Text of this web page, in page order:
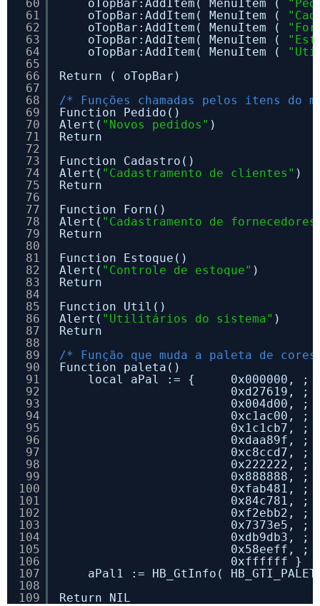
60
61
62
63
64
65
66
67
68
69
70
71
72
73
74
75
76
77
78
79
80
81
82
83
84
85
86
87
88
89
90
91
92
93
94
95
96
97
98
99
100
101
102
103
104
105
106
107
108
109
oTopBar:AddItem( MenuItem (
oTopBar:AddItem( MenuItem (
oTopBar:AddItem( MenuItem (
oTopBar:AddItem( MenuItem (
oTopBar:AddItem( MenuItem (
Return ( oTopBar)
/* Funções chamadas pelos itens do
Function Pedido()
Alert( "Novos pedidos" )
Return
Function Cadastro()
Alert( "Cadastramento de clientes" )
Return
Function Forn()
Alert( "Cadastramento de
Return
Function Estoque()
Alert( "Controle de estoque" )
Return
Function Util()
Alert( "Utilitários do sistema" )
Return
/* Função que muda a paleta de
Function paleta()
local aPal := {     0x000000, ;
0xd27619, ;
0x004d00, ;
0xc1ac00, ;
0x1c1cb7, ;
0xdaa89f, ;
0xc8ccd7, ;
0x222222, ;
0x888888, ;
0xfab481, ;
0x84c781, ;
0xf2ebb2, ;
0x7373e5, ;
0xdb9db3, ;
0x58eeff, ;
0xffffff }
aPal1 := HB_GtInfo(
Return NIL